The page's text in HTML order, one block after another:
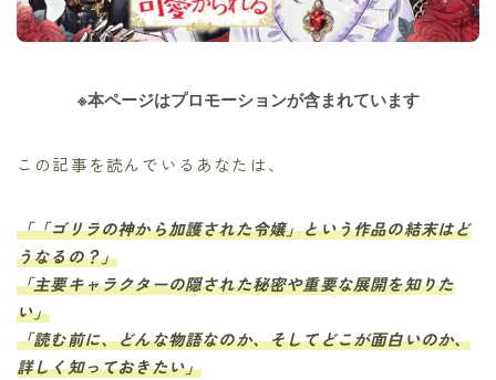
※本ページはプロモーションが含まれています
この記事を読んでいるあなたは、
「「ゴリラの神から加護された令嬢」という作品の結末はど
うなるの？」
「主要キャラクターの隠された秘密や重要な展開を知りた
い」
「読む前に、どんな物語なのか、そしてどこが面白いのか、
詳しく知っておきたい」